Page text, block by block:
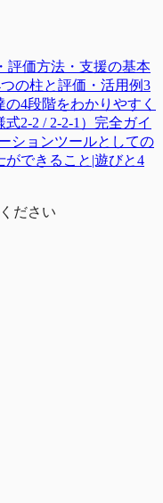
評価方法・支援の基本
の柱と評価・活用例3
4段階をわかりやすく
2-2 / 2-2-1）完全ガイ
ションツールとしての
できること|遊びと4
ださい